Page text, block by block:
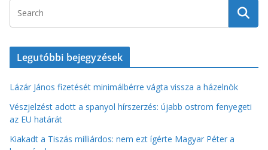
Legutóbbi bejegyzések
Lázár János fizetését minimálbérre vágta vissza a házelnök
Vészjelzést adott a spanyol hírszerzés: újabb ostrom fenyegeti
az EU határát
Kiakadt a Tiszás milliárdos: nem ezt ígérte Magyar Péter a